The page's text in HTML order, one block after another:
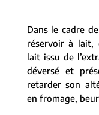
Dans le cadre
réservoir à lait,
lait issu de
déversé et
retarder son
en fromage,